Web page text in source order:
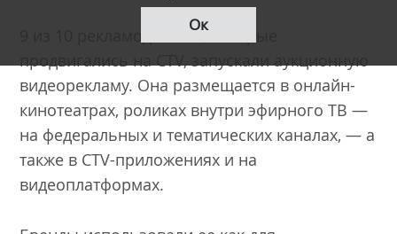
9 из 10 рекламодателей, которые
продвигались на CTV, запускали аукционную
видеорекламу. Она размещается в онлайн-
кинотеатрах, роликах внутри эфирного ТВ —
на федеральных и тематических каналах, — а
также в CTV-приложениях и на
видеоплатформах.
Ок